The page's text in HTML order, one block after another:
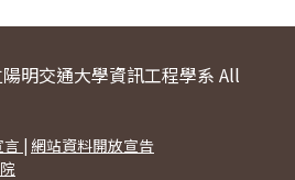
明交通大學資訊工程學系 All
| 網站資料開放宣告